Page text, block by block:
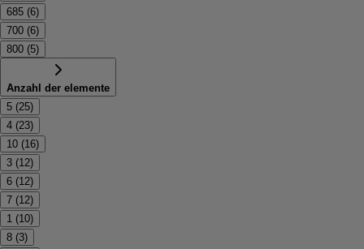
685 (6)
700 (6)
800 (5)
Anzahl der elemente
5 (25)
4 (23)
10 (16)
3 (12)
6 (12)
7 (12)
1 (10)
8 (3)